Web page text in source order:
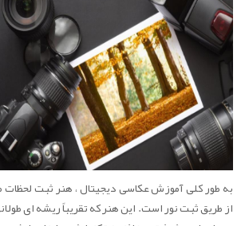
به طور کلی آموزش عکاسی دیجیتال ، هنر ثبت لحظات
از طریق ثبت نور است. این هنر که تقریباً ریشه ای